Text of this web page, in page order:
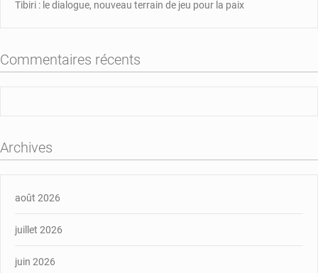
Tibiri : le dialogue, nouveau terrain de jeu pour la paix
Commentaires récents
Archives
août 2026
juillet 2026
juin 2026